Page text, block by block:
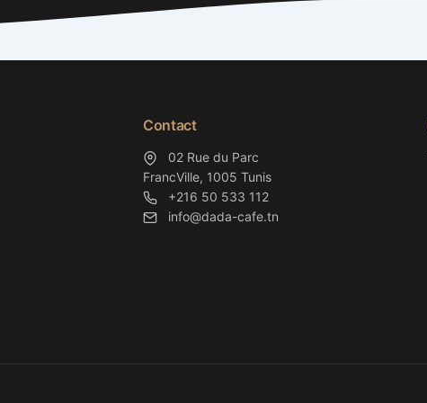
Contact
02 Rue du Parc
FrancVille, 1005 Tunis
+216 50 533 112
info@dada-cafe.tn